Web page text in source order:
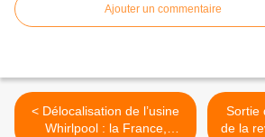
Ajouter un commentaire
< Délocalisation de l’usine
Whirlpool : la France,
Sortie
de la